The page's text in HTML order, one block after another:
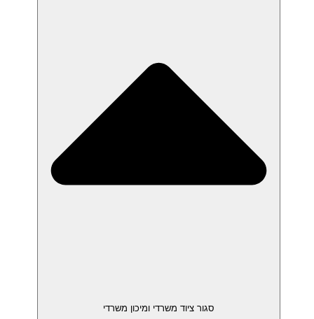
סגור ציוד משרדי ומיכון משרדי